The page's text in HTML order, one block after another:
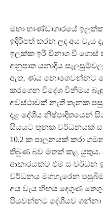
මහා භාණ්ඩාගාරයේ
ඉදිරිපත් කරන ලද අය වැය
ඉලක්ක ඉරී විනාශ වී ගොස්
අනුපාත යනාදිය
ඇත. ණය නොගෙවන්නට
කරගෙන විදේශ විනිමය
අවස්ථාවක් නැති තැනක
දළ දේශීය නිෂ්පාදිතයෙන්
සියයට තුනක වර්ධනයක්
10.2 ක පාලනයක් කරා
තිබුණ බව මතක් කළ යුතුය.
ආකාරයකට එම සංවර්ධන
වර්ධනය මගහැරෙන පසුබිම
අය වැය හිඟය දෙගුණ
පියවන්නට දේශීයව